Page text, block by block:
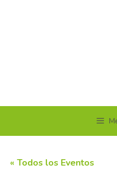
« Todos los Eventos